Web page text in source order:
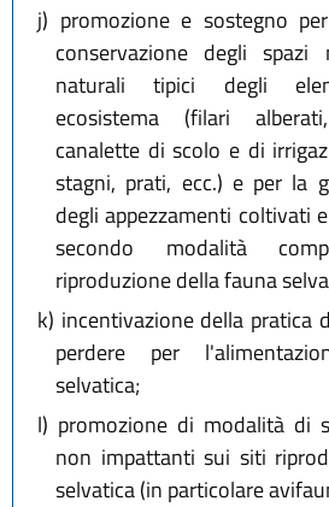
j) promozione e sostegno
conservazione degli
naturali tipici degli
ecosistema (filari
canalette di scolo e di
stagni, prati, ecc.) e per la
degli appezzamenti coltivati
secondo modalità
riproduzione della fauna
k) incentivazione della pratica
perdere per
selvatica;
l) promozione di modalità di
non impattanti sui siti
selvatica (in particolare